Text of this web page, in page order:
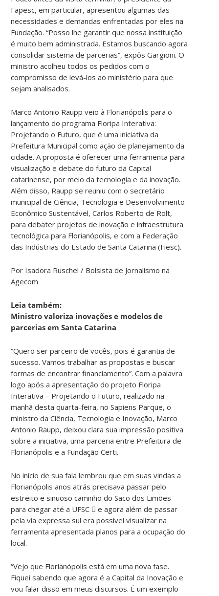
Fapesc, em particular, apresentou algumas das
necessidades e demandas enfrentadas por eles na
Fundação. “Posso lhe garantir que nossa instituição
é muito bem administrada. Estamos buscando agora
consolidar sistema de parcerias”, expôs Gargioni. O
ministro acolheu todos os pedidos com o
compromisso de levá-los ao ministério para que
sejam analisados.
Marco Antonio Raupp veio à Florianópolis para o
lançamento do programa Floripa Interativa:
Projetando o Futuro, que é uma iniciativa da
Prefeitura Municipal como ação de planejamento da
cidade. A proposta é oferecer uma ferramenta para
visualização e debate do futuro da Capital
catarinense, por meio da tecnologia e da inovação.
Além disso, Raupp se reuniu com o secretário
municipal de Ciência, Tecnologia e Desenvolvimento
Econômico Sustentável, Carlos Roberto de Rolt,
para debater projetos de inovação e infraestrutura
tecnológica para Florianópolis, e com a Federação
das Indústrias do Estado de Santa Catarina (Fiesc).
Por Isadora Ruschel / Bolsista de Jornalismo na
Agecom
Leia também:
Ministro valoriza inovações e modelos de
parcerias em Santa Catarina
“Quero ser parceiro de vocês, pois é garantia de
sucesso. Vamos trabalhar as propostas e buscar
formas de encontrar financiamento”. Com a palavra
logo após a apresentação do projeto Floripa
Interativa – Projetando o Futuro, realizado na
manhã desta quarta-feira, no Sapiens Parque, o
ministro da Ciência, Tecnologia e Inovação, Marco
Antonio Raupp, deixou clara sua impressão positiva
sobre a iniciativa, uma parceria entre Prefeitura de
Florianópolis e a Fundação Certi.
No início de sua fala lembrou que em suas vindas a
Florianópolis anos atrás precisava passar pelo
estreito e sinuoso caminho do Saco dos Limões
para chegar até a UFSC  e agora além de passar
pela via expressa sul era possível visualizar na
ferramenta apresentada planos para a ocupação do
local.
“Vejo que Florianópolis está em uma nova fase.
Fiquei sabendo que agora é a Capital da Inovação e
vou falar disso em meus discursos. É um exemplo